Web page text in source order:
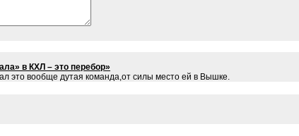
в КХЛ – это перебор»
это вообще дутая команда,от силы место ей в Вышке.